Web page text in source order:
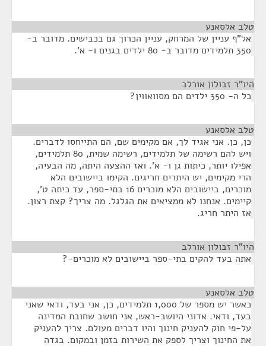
טלב אלסאנע
אל"ף עניין של המרחק, עניין הכרוך גם בכבישים. מדובר ב-
350 תלמידים מדובר ב- 80 ילדים בגנים ו- א'.
היו"ר זבולון אורלב
כל ה- 350 ילדים הם מסוואווין?
טלב אלסאנע
כן, כן. אני אגיד לך, אם מקימים שם, הם התייחסו לדברים.
ויש להם רשימה של תלמידים, רשימה שמית, 80 תלמידים,
אפילו יותר, כיתות גן ו- א'. ואז ההצעה היתה, מה הבעיה,
הרי מקימים, יש היתרים חריגים. הקימו ביישובים הלא
מוכרים, ביישובים הלא מוכרים 16 בתי-ספר, עד כיתה ט',
קיימים. אנחנו לא ממציאים את הגלגל. מה צריך? קצת רצון.
אז היתר חריג.
היו"ר זבולון אורלב
אתה בעד להקים בתי-ספר ביישובים לא מוכרים-?
טלב אלסאנע
כאשר יש מספר של 1,000 תלמידים, כן, אני בעד, ודאי שאני
בעד, ודאי. אדוני היושב-ראש, אני חושב שחובת המדינה
על-פי חוק להעניק חינוך והיו דברים מעולם. צריך להעניק
את החינוך וצריך לספק את השירות בזמן ובמקום. בגדה